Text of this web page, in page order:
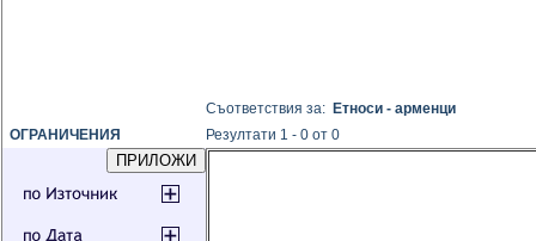
ОГРАНИЧЕНИЯ
Съответствия за: Етноси - арменци
Резултати 1 - 0 от 0